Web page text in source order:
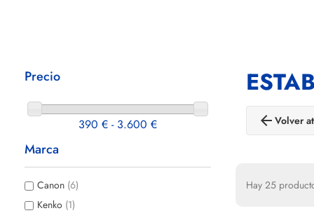
Precio
390 € - 3.600 €
Marca
Canon (6)
Kenko (1)
arrow_back Volver
Hay 25